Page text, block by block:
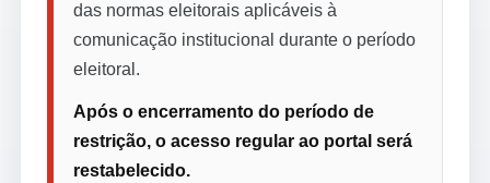
das normas eleitorais aplicáveis à
comunicação institucional durante o período
eleitoral.
Após o encerramento do período de
restrição, o acesso regular ao portal será
restabelecido.